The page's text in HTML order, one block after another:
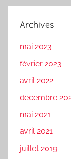
Archives
mai 2023
février 2023
avril 2022
décembre
mai 2021
avril 2021
juillet 2019